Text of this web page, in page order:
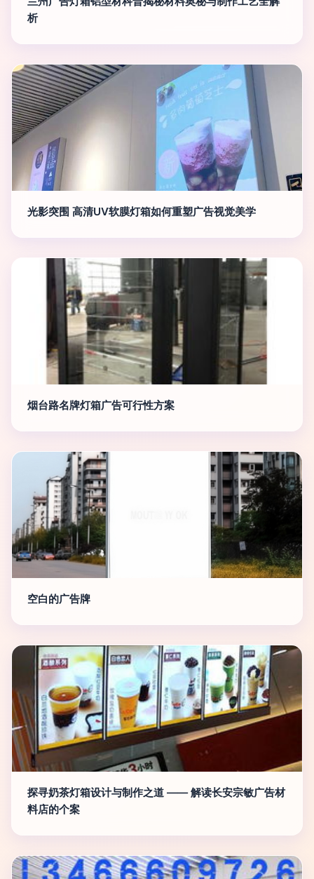
析
光影突围 高清UV软膜灯箱如何重塑广告视觉美学
烟台路名牌灯箱广告可行性方案
空白的广告牌
探寻奶茶灯箱设计与制作之道 —— 解读长安宗敏广告材
料店的个案